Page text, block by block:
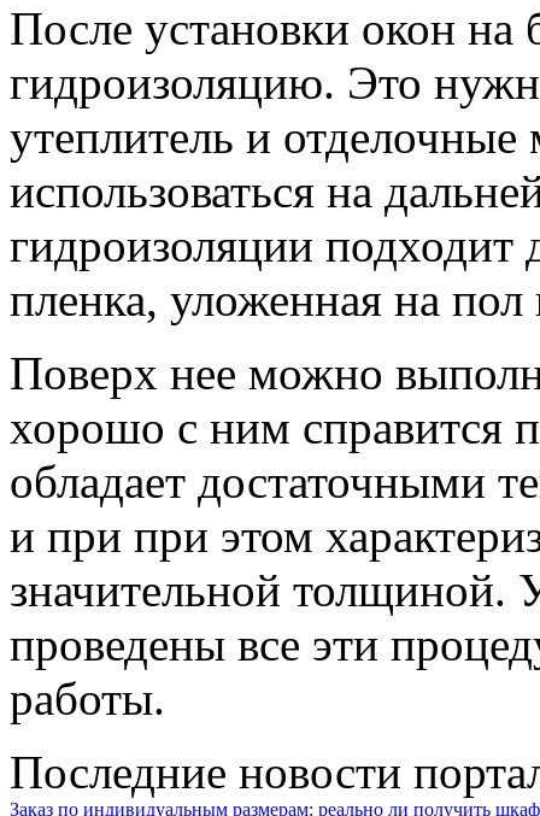
После установки окон на
гидроизоляцию. Это
утеплитель и
использоваться на
гидроизоляции подходит
пленка, уложенная на
Поверх нее можно
хорошо с ним справится
обладает достаточными
и при при этом
значительной толщиной.
проведены все эти
работы.
Последние новости
Заказ по индивидуальным размерам: реально ли получить